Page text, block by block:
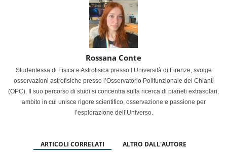
Rossana Conte
Studentessa di Fisica e Astrofisica presso l’Università di Firenze, svolge
osservazioni astrofisiche presso l’Osservatorio Polifunzionale del Chianti
(OPC). Il suo percorso di studi si concentra sulla ricerca di pianeti extrasolari,
ambito in cui unisce rigore scientifico, osservazione e passione per
l’esplorazione dell’Universo.
ARTICOLI CORRELATI ALTRO DALL'AUTORE